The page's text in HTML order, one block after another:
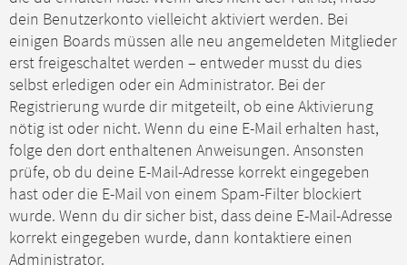
dein Benutzerkonto vielleicht aktiviert werden. Bei
einigen Boards müssen alle neu angemeldeten Mitglieder
erst freigeschaltet werden – entweder musst du dies
selbst erledigen oder ein Administrator. Bei der
Registrierung wurde dir mitgeteilt, ob eine Aktivierung
nötig ist oder nicht. Wenn du eine E-Mail erhalten hast,
folge den dort enthaltenen Anweisungen. Ansonsten
prüfe, ob du deine E-Mail-Adresse korrekt eingegeben
hast oder die E-Mail von einem Spam-Filter blockiert
wurde. Wenn du dir sicher bist, dass deine E-Mail-Adresse
korrekt eingegeben wurde, dann kontaktiere einen
Administrator.